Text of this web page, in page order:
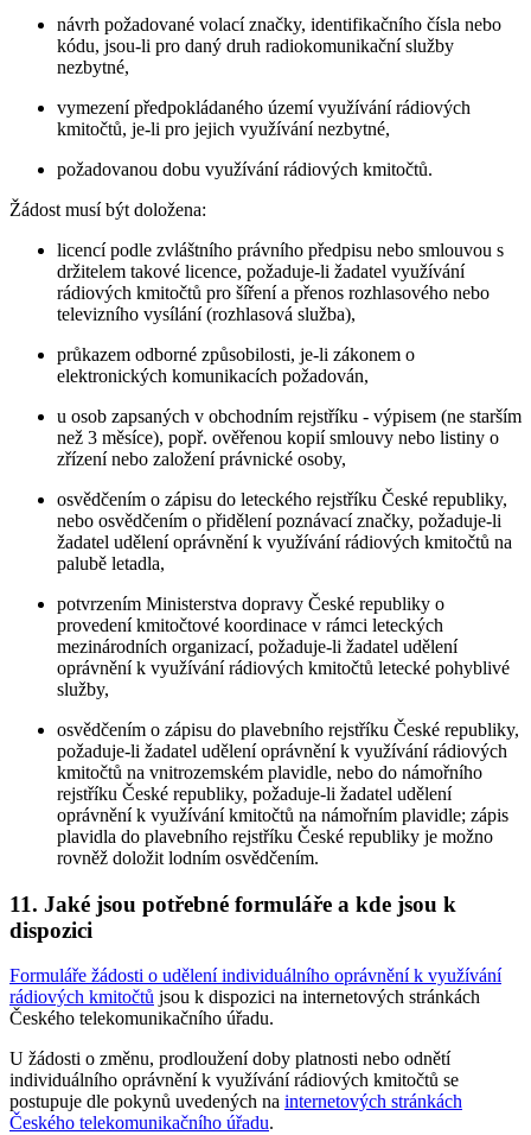
návrh požadované volací značky, identifikačního čísla nebo
kódu, jsou-li pro daný druh radiokomunikační služby
nezbytné,
vymezení předpokládaného území využívání rádiových
kmitočtů, je-li pro jejich využívání nezbytné,
požadovanou dobu využívání rádiových kmitočtů.
Žádost musí být doložena:
licencí podle zvláštního právního předpisu nebo smlouvou s
držitelem takové licence, požaduje-li žadatel využívání
rádiových kmitočtů pro šíření a přenos rozhlasového nebo
televizního vysílání (rozhlasová služba),
průkazem odborné způsobilosti, je-li zákonem o
elektronických komunikacích požadován,
u osob zapsaných v obchodním rejstříku - výpisem (ne starším
než 3 měsíce), popř. ověřenou kopií smlouvy nebo listiny o
zřízení nebo založení právnické osoby,
osvědčením o zápisu do leteckého rejstříku České republiky,
nebo osvědčením o přidělení poznávací značky, požaduje-li
žadatel udělení oprávnění k využívání rádiových kmitočtů na
palubě letadla,
potvrzením Ministerstva dopravy České republiky o
provedení kmitočtové koordinace v rámci leteckých
mezinárodních organizací, požaduje-li žadatel udělení
oprávnění k využívání rádiových kmitočtů letecké pohyblivé
služby,
osvědčením o zápisu do plavebního rejstříku České republiky,
požaduje-li žadatel udělení oprávnění k využívání rádiových
kmitočtů na vnitrozemském plavidle, nebo do námořního
rejstříku České republiky, požaduje-li žadatel udělení
oprávnění k využívání kmitočtů na námořním plavidle; zápis
plavidla do plavebního rejstříku České republiky je možno
rovněž doložit lodním osvědčením.
11. Jaké jsou potřebné formuláře a kde jsou k
dispozici
Formuláře žádosti o udělení individuálního oprávnění k využívání
rádiových kmitočtů jsou k dispozici na internetových stránkách
Českého telekomunikačního úřadu.
U žádosti o změnu, prodloužení doby platnosti nebo odnětí
individuálního oprávnění k využívání rádiových kmitočtů se
postupuje dle pokynů uvedených na internetových stránkách
Českého telekomunikačního úřadu.